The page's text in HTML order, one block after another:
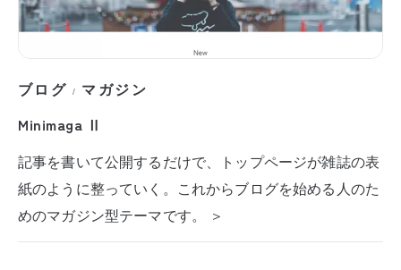
ブログ / マガジン
Minimaga Ⅱ
記事を書いて公開するだけで、トップページが雑誌の表
紙のように整っていく。これからブログを始める人のた
めのマガジン型テーマです。 ＞